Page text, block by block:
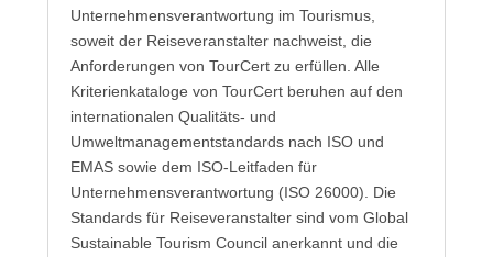
Unternehmensverantwortung im Tourismus,
soweit der Reiseveranstalter nachweist, die
Anforderungen von TourCert zu erfüllen. Alle
Kriterienkataloge von TourCert beruhen auf den
internationalen Qualitäts- und
Umweltmanagementstandards nach ISO und
EMAS sowie dem ISO-Leitfaden für
Unternehmensverantwortung (ISO 26000). Die
Standards für Reiseveranstalter sind vom Global
Sustainable Tourism Council anerkannt und die